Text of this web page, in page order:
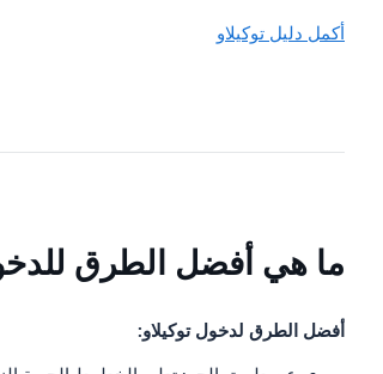
أكمل دليل توكيلاو
ما هي أفضل الطرق
أفضل الطرق لدخول توكيلاو: